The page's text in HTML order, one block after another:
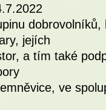
jejích
a tím také
ve